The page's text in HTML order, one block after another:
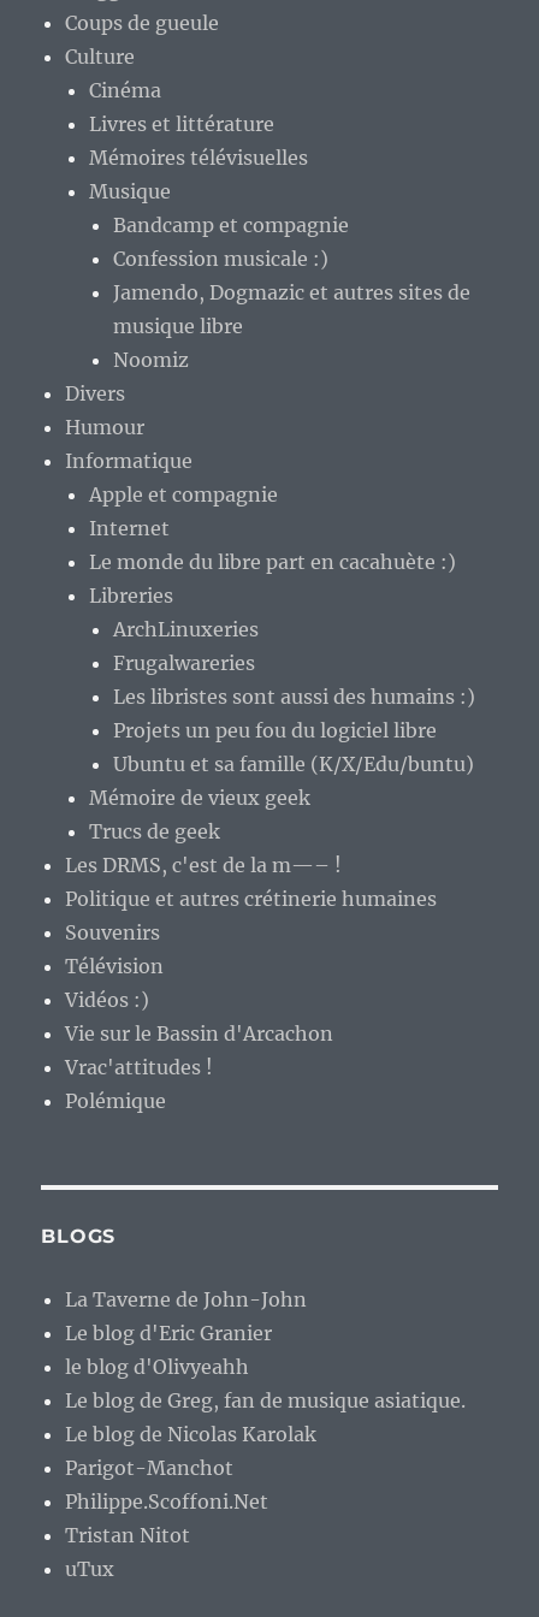
Coups de gueule
Culture
Cinéma
Livres et littérature
Mémoires télévisuelles
Musique
Bandcamp et compagnie
Confession musicale :)
Jamendo, Dogmazic et autres sites de
musique libre
Noomiz
Divers
Humour
Informatique
Apple et compagnie
Internet
Le monde du libre part en cacahuète :)
Libreries
ArchLinuxeries
Frugalwareries
Les libristes sont aussi des humains :)
Projets un peu fou du logiciel libre
Ubuntu et sa famille (K/X/Edu/buntu)
Mémoire de vieux geek
Trucs de geek
Les DRMS, c'est de la m—– !
Politique et autres crétinerie humaines
Souvenirs
Télévision
Vidéos :)
Vie sur le Bassin d'Arcachon
Vrac'attitudes !
Polémique
BLOGS
La Taverne de John-John
Le blog d'Eric Granier
le blog d'Olivyeahh
Le blog de Greg, fan de musique asiatique.
Le blog de Nicolas Karolak
Parigot-Manchot
Philippe.Scoffoni.Net
Tristan Nitot
uTux